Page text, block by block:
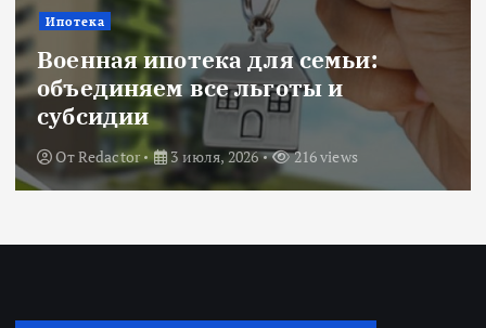
Ипотека
Военная ипотека для семьи:
объединяем все льготы и
субсидии
ОтRedactor 3 июля, 2026 216 views